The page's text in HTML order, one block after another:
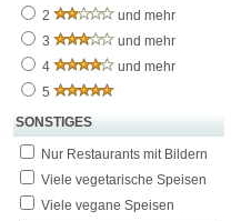
2
und mehr
3
und mehr
4
und mehr
5
SONSTIGES
Nur Restaurants mit Bildern
Viele vegetarische Speisen
Viele vegane Speisen